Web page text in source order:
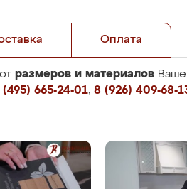
Оплата
размеров и материалов
(495) 665-24-01, 8 (926) 409-68-